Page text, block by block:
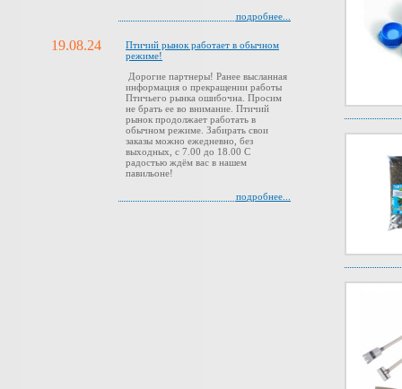
подробнее...
19.08.24
Птичий рынок работает в обычном
режиме!
Дорогие партнеры! Ранее высланная
информация о прекращении работы
Птичьего рынка ошибочна. Просим
не брать ее во внимание. Птичий
рынок продолжает работать в
обычном режиме. Забирать свои
заказы можно ежедневно, без
выходных, с 7.00 до 18.00 С
радостью ждём вас в нашем
павильоне!
подробнее...